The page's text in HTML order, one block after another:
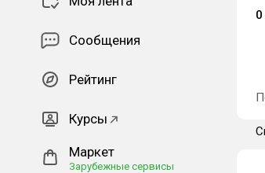
Сообщения
Рейтинг
Курсы
Маркет
Зарубежные сервисы
0